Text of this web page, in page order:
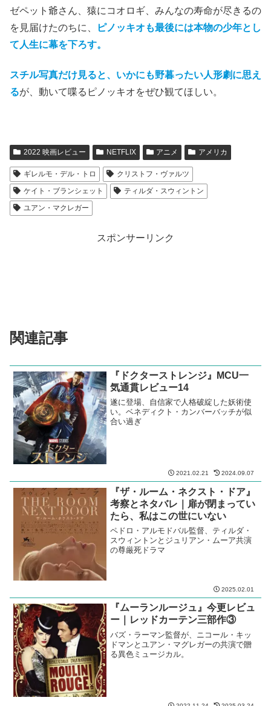
ゼペット爺さん、猿にコオロギ、みんなの寿命が尽きるの
を見届けたのちに、
ピノッキオも最後には本物の少年とし
て人生に幕を下ろす。
スチル写真だけ見ると、いかにも野暮ったい人形劇に思え
るが、動いて喋るピノッキオをぜひ観てほしい。
2022 映画レビュー NETFLIX アニメ アメリカ
ギレルモ・デル・トロ
クリストフ・ヴァルツ
ケイト・ブランシェット
ティルダ・スウィントン
ユアン・マクレガー
スポンサーリンク
関連記事
『ドクターストレンジ』MCU一
気通貫レビュー14
遂に登場、自信家で人格破綻した妖術使
い。ベネディクト・カンバーバッチが似
合い過ぎ
2021.02.21 2024.09.07
『ザ・ルーム・ネクスト・ドア』
考察とネタバレ｜扉が閉まってい
たら、私はこの世にいない
ペドロ・アルモドバル監督、ティルダ・
スウィントンとジュリアン・ムーア共演
の尊厳死ドラマ
2025.02.01
『ムーランルージュ』今更レビュ
ー｜レッドカーテン三部作③
バズ・ラーマン監督が、ニコール・キッ
ドマンとユアン・マグレガーの共演で贈
る異色ミュージカル。